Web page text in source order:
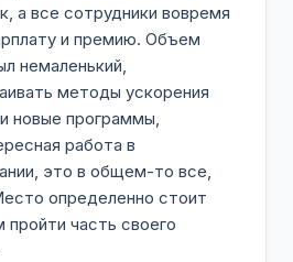
а все сотрудники вовремя
и премию. Объем
немаленький,
методы ускорения
новые программы,
работа в
это в общем-то все,
определенно стоит
пройти часть своего